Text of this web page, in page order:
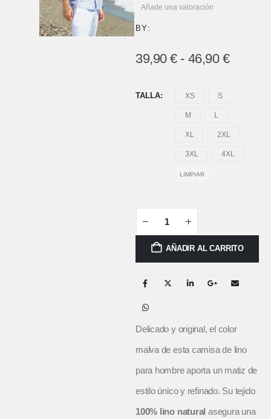
Añade una valoración
BY:
39,90€ - 46,90 €
TALLA XS S
M L
XL 2XL
3XL 4XL
LIMPIAR
AÑADIR AL CARRITO
Delicado y original, el color
malva de esta camisa de lino
para hombre aporta un matiz de
estilo único y refinado. Su tejido
100% lino natural asegura una